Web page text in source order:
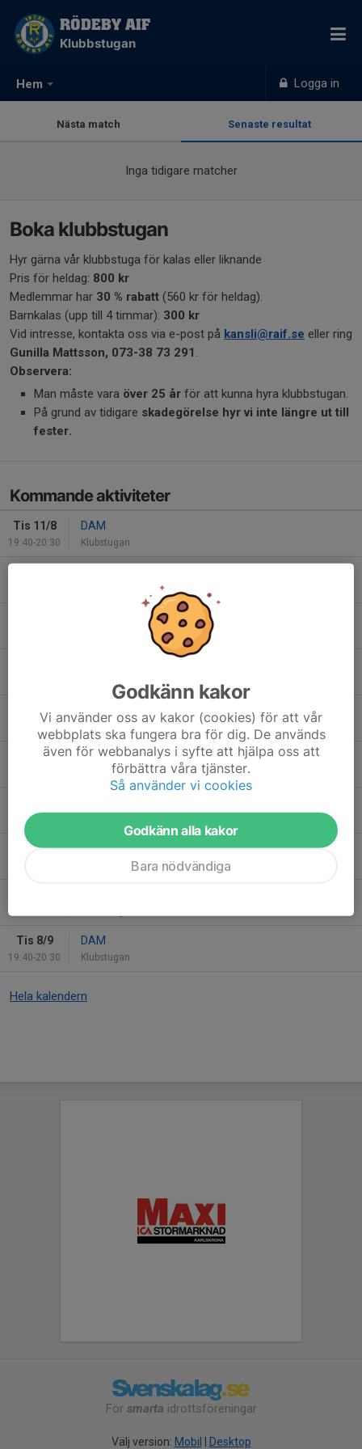
Hem Logga in
RÖDEBY AIF
Klubbstugan
Nästa match Senaste resultat
Inga tidigare matcher
Boka klubbstugan
Hyr gärna vår klubbstuga för kalas eller liknande
Pris för heldag: 800 kr
Medlemmar har 30 % rabatt (560 kr för heldag).
Barnkalas (upp till 4 timmar): 300 kr
Vid intresse, kontakta oss via e-post på kansli@raif.se eller ring
Gunilla Mattsson, 073-38 73 291 .
Observera:
Man måste vara över 25 år för att kunna hyra klubbstugan.
På grund av tidigare skadegörelse hyr vi inte längre ut till
fester.
Kommande aktiviteter
Tis 11/8
19:40-20:30
DAM
Klubstugan
Kalas Anna Hellstadius medlem
Tis 25/8
19:40-20:30
DAM
Klubstugan
Lör 29/8 Samling Herrar Div 3
Klubbstugan
08:00-23:59
Tis 1/9 DAM
11:00-15:00
Tis 8/9
19:40-20:30
DAM
Klubstugan
Hela kalendern
För smarta idrottsföreningar
Välj version: Mobil Desktop
Godkänn kakor
Vi använder oss av kakor (cookies) för att vår
webbplats ska fungera bra för dig. De används
även för webbanalys i syfte att hjälpa oss att
förbättra våra tjänster.
Så använder vi cookies
Godkänn alla kakor
Bara nödvändiga